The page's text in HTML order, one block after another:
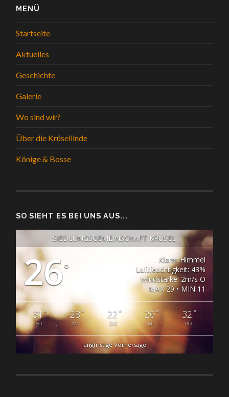
MENÜ
Startseite
Aktuelles
Geschichte
Galerie
Wo sind wir?
Über die Krüsellinde
Könige & Bosse
SO SIEHT ES BEI UNS AUS...
SIEDLUNGSGEMEINSCHAFT KRÜSEL
26°
Klarer Himmel
Luftfeuchtigkeit: 43%
Windstärke: 2m/s O
MAX 29 • MIN 11
31°
SO
28°
MO
22 °
DIE
26°
MI
32 °
DO
langfristige Vorhersage